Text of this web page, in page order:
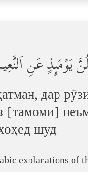
یَوۡمَىِٕذٍ عَنِ
дар
[тамоми]
шуд
explanations of